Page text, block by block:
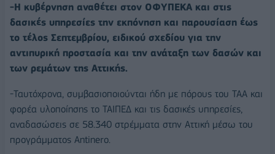
-Η κυβέρνηση αναθέτει στον ΟΦΥΠΕΚΑ και στις
δασικές υπηρεσίες την εκπόνηση και παρουσίαση έως
το τέλος Σεπτεμβρίου, ειδικού σχεδίου για την
αντιπυρική προστασία και την ανάταξη των δασών και
των ρεμάτων της Αττικής.
-Ταυτόχρονα, συμβασιοποιούνται ήδη με πόρους του ΤΑΑ και
φορέα υλοποίησης το ΤΑΙΠΕΔ και τις δασικές υπηρεσίες,
αναδασώσεις σε 58.340 στρέμματα στην Αττική μέσω του
προγράμματος Antinero.